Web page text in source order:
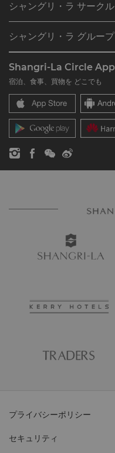
ご予約の検索
レストラン＆バー
シャングリ・ラ サークル
シャングリ・ラ サークルに入会
よくあるお問合せや質問
SLCに関するお問い合わせ
シャングリ・ラ グループ
シャングリ・ラ ブランド
シャングリ・ラ センター
レジデンス
お問い合わせ
採用情報
企業の社会的責任
ニュース
Shangri-La Circle App
宿泊、食事、買物を どこでも
プライバシーポリシー
セキュリティ